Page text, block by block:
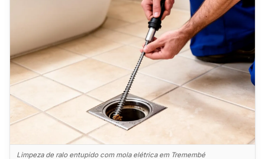
Limpeza de ralo entupido com mola elétrica em Tremembé